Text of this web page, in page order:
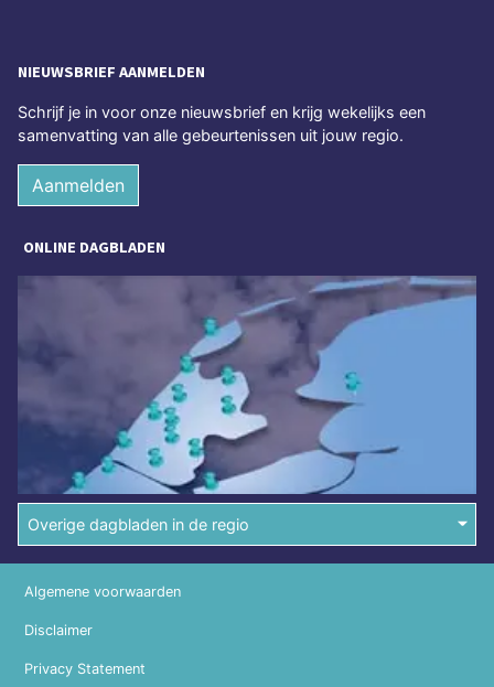
NIEUWSBRIEF AANMELDEN
Schrijf je in voor onze nieuwsbrief en krijg wekelijks een
samenvatting van alle gebeurtenissen uit jouw regio.
Aanmelden
ONLINE DAGBLADEN
Overige dagbladen in de regio
Algemene voorwaarden
Disclaimer
Privacy Statement